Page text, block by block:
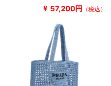
¥ 57,200円 （税込）